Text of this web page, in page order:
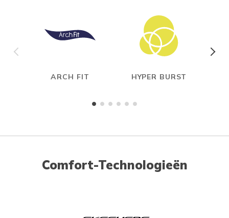
ARCH FIT HYPER BURST
Comfort-Technologieën